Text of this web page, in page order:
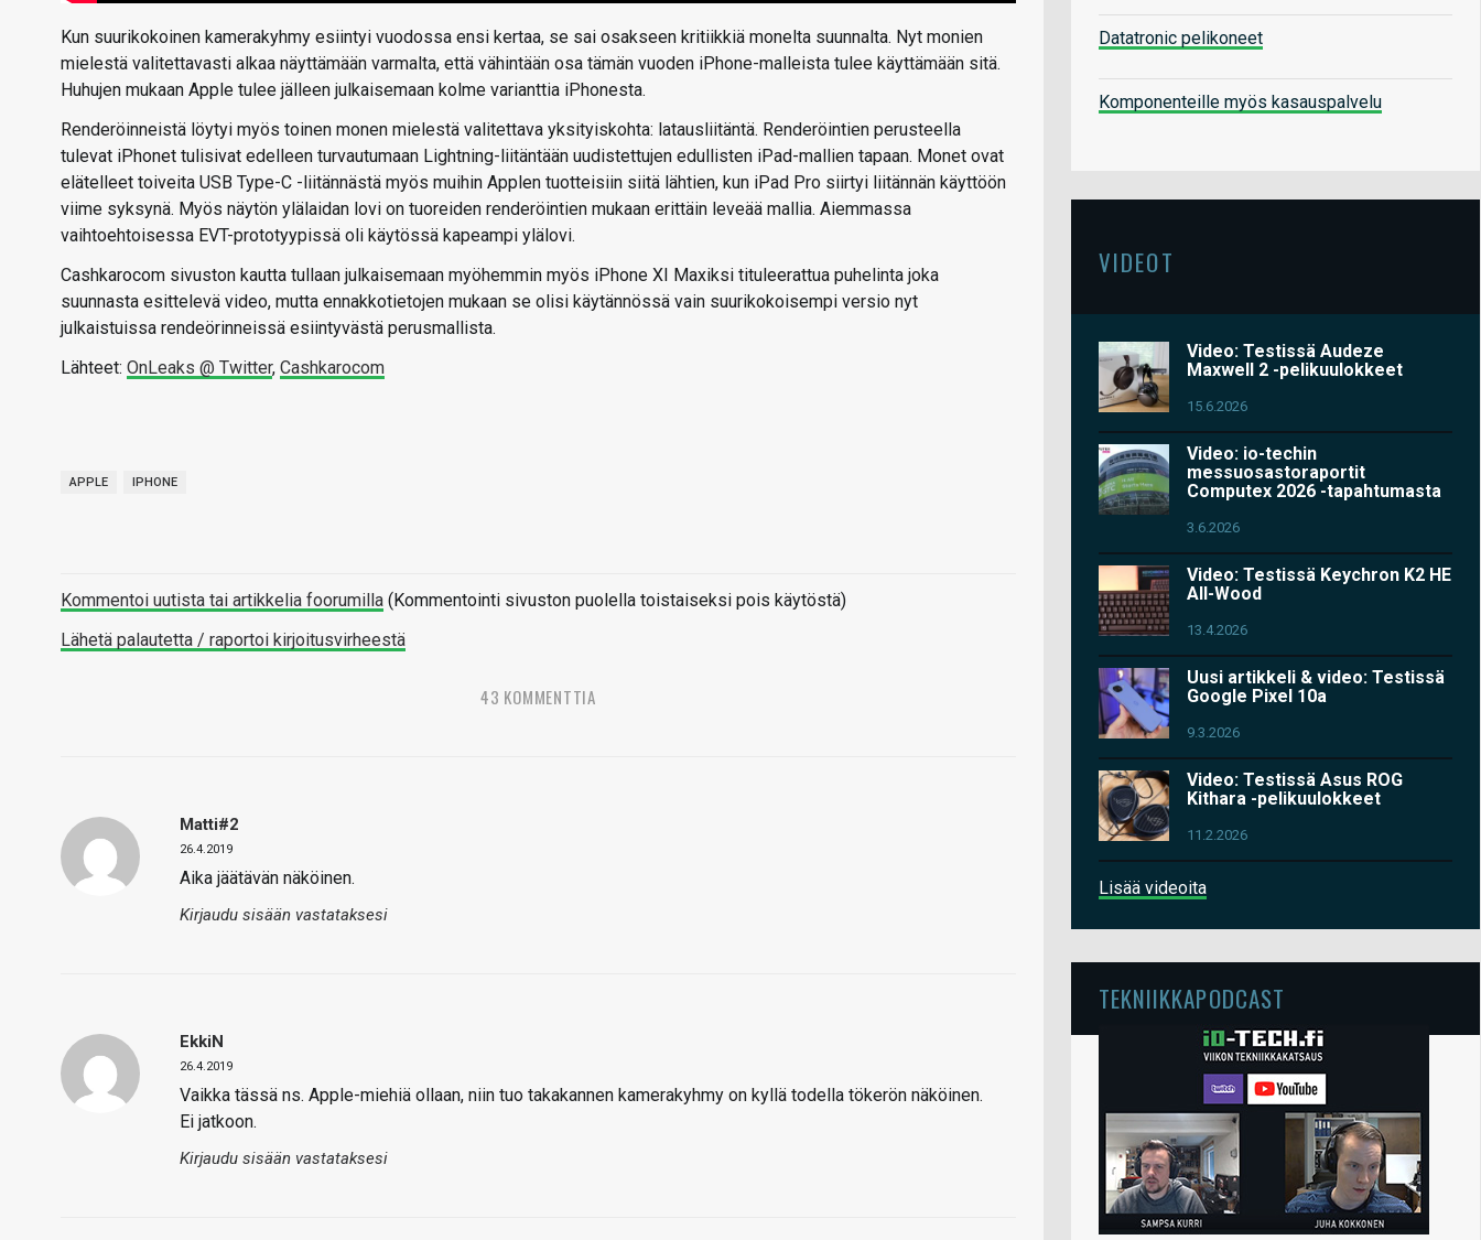
Kun suurikokoinen kamerakyhmy esiintyi vuodossa ensi kertaa, se sai osakseen kritiikkiä monelta suunnalta. Nyt monien
mielestä valitettavasti alkaa näyttämään varmalta, että vähintään osa tämän vuoden iPhone-malleista tulee käyttämään sitä.
Huhujen mukaan Apple tulee jälleen julkaisemaan kolme varianttia iPhonesta.
Renderöinneistä löytyi myös toinen monen mielestä valitettava yksityiskohta: latausliitäntä. Renderöintien perusteella
tulevat iPhonet tulisivat edelleen turvautumaan Lightning-liitäntään uudistettujen edullisten iPad-mallien tapaan. Monet ovat
elätelleet toiveita USB Type-C -liitännästä myös muihin Applen tuotteisiin siitä lähtien, kun iPad Pro siirtyi liitännän käyttöön
viime syksynä. Myös näytön ylälaidan lovi on tuoreiden renderöintien mukaan erittäin leveää mallia. Aiemmassa
vaihtoehtoisessa EVT-prototyypissä oli käytössä kapeampi ylälovi.
Cashkarocom sivuston kautta tullaan julkaisemaan myöhemmin myös iPhone XI Maxiksi tituleerattua puhelinta joka
suunnasta esittelevä video, mutta ennakkotietojen mukaan se olisi käytännössä vain suurikokoisempi versio nyt
julkaistuissa rendeörinneissä esiintyvästä perusmallista.
Lähteet: OnLeaks @ Twitter, Cashkarocom
APPLE IPHONE
Kommentoi uutista tai artikkelia foorumilla (Kommentointi sivuston puolella toistaiseksi pois käytöstä)
Lähetä palautetta / raportoi kirjoitusvirheestä
43 KOMMENTTIA
Matti#2
26.4.2019
Aika jäätävän näköinen.
Kirjaudu sisään vastataksesi
EkkiN
26.4.2019
Vaikka tässä ns. Apple-miehiä ollaan, niin tuo takakannen kamerakyhmy on kyllä todella tökerön näköinen.
Ei jatkoon.
Kirjaudu sisään vastataksesi
Datatronic pelikoneet
Komponenteille myös kasauspalvelu
VIDEOT
Video: Testissä Audeze
Maxwell 2 -pelikuulokkeet
15.6.2026
Video: io-techin
messuosastoraportit
Computex 2026 -tapahtumasta
3.6.2026
Video: Testissä Keychron K2 HE
All-Wood
13.4.2026
Uusi artikkeli & video: Testissä
Google Pixel 10a
9.3.2026
Video: Testissä Asus ROG
Kithara -pelikuulokkeet
11.2.2026
Lisää videoita
TEKNIIKKAPODCAST